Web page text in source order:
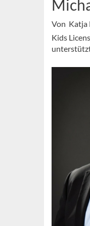
Von Katja
Kids